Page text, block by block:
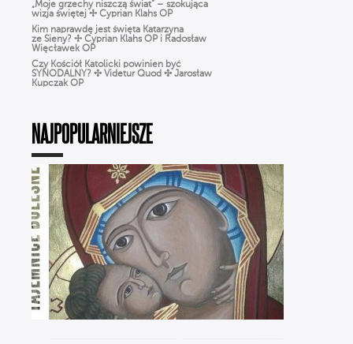
Kim naprawdę jest święta Katarzyna
ze Sieny? ✢ Cyprian Klahs OP i Radosław
Więcławek OP
Czy Kościół Katolicki powinien być
SYNODALNY? ✣ Videtur Quod ✣ Jarosław
Kupczak OP
Czy Boże Narodzenie to pogańskie święto?
✣ Videtur Quod ✣ Radosław Więcławek OP
Różaniec dla ludzi ZMĘCZONYCH życiem.
Jak modlić się, gdy BRAK CZASU? | Michał
Szałkowski OP
Ciało nie jest GRZESZNE. Ks. Woźniak
o WCIELENIU Boga i prawdziwym
człowieczeństwie
WIERZYMY… ALE ŹLE, czyli Ks. Strzelczyk
o BŁĘDACH w wierze, które popełniamy
na co dzień
To NIE jest modlitwa dla starszych ludzi!
Odkryj moc RÓŻAŃCA | Michał Szałkowski
OP
Dlaczego Bóg oszalał z miłości
do człowieka? ✢ Cyprian Klahs OP
NAJPOPULARNIEJSZE